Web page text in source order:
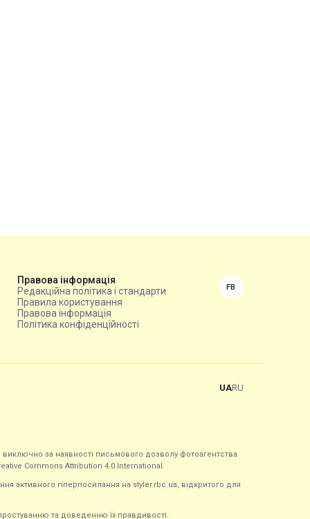
Правова інформація
Редакційна політика і стандарти
Правила користування
Правова інформація
Політика конфіденційності
FB
UARU
виключно за наявності письмового дозволу фотоагентства
Commons Attribution 4.0 International.
активного гіперпосилання на styler.rbc.ua, відкритого для
та доведенню їх правдивості.